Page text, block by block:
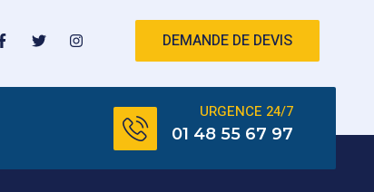
DEMANDE DE DEVIS
URGENCE 24/7
01 48 55 67 97